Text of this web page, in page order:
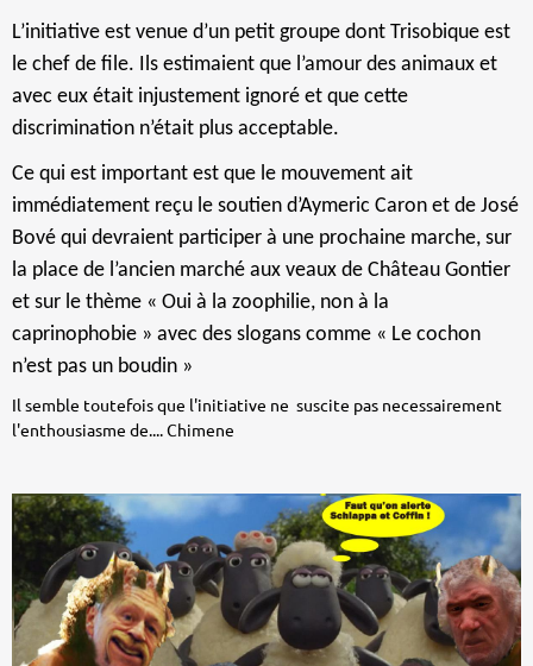
L’initiative est venue d’un petit groupe dont Trisobique est
le chef de file. Ils estimaient que l’amour des animaux et
avec eux était injustement ignoré et que cette
discrimination n’était plus acceptable.
Ce qui est important est que le mouvement ait
immédiatement reçu le soutien d’Aymeric Caron et de José
Bové qui devraient participer à une prochaine marche, sur
la place de l’ancien marché aux veaux de Château Gontier
et sur le thème « Oui à la zoophilie, non à la
caprinophobie » avec des slogans comme « Le cochon
n’est pas un boudin »
Il semble toutefois que l'initiative ne suscite pas necessairement
l'enthousiasme de.... Chimene